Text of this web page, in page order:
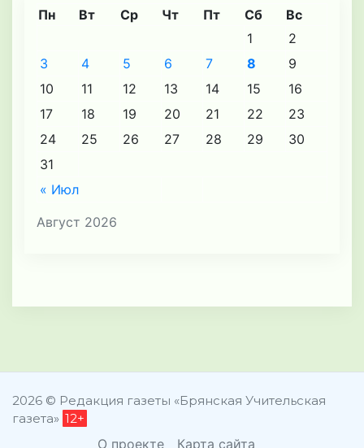
Август 2026
Пн Вт Ср Чт Пт Сб Вс
« Июл
1
2
3
4 5 6 7 8
9
10
11 12 13 14 15
16
17
18 19 20 21 22
23
24
25 26 27 28 29
30
31
2026 © Редакция газеты «Брянская Учительская
газета» 12+
О проекте Карта сайта